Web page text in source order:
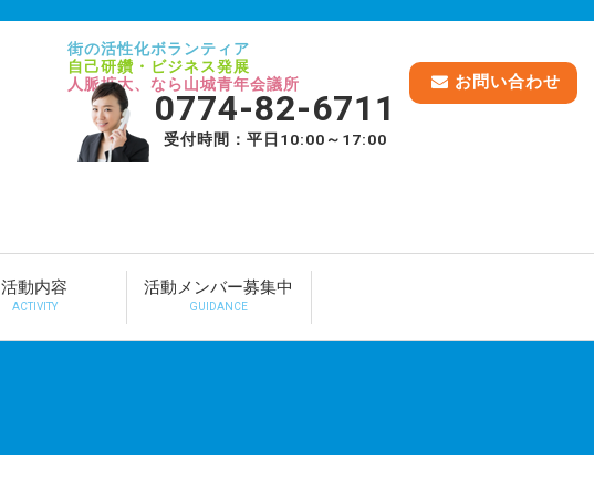
街の活性化ボランティア
自己研鑽・ビジネス発展
人脈拡大、なら山城青年会議所
お問い合わせ
0774-82-6711
受付時間：平日10:00～17:00
活動内容
ACTIVITY
活動メンバー募集中
GUIDANCE